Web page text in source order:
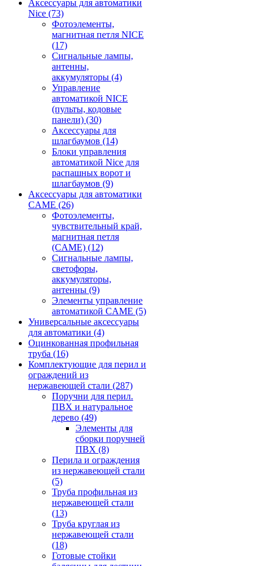
Аксессуары для автоматики
Nice (73)
Фотоэлементы,
магнитная петля NICE
(17)
Сигнальные лампы,
антенны,
аккумуляторы (4)
Управление
автоматикой NICE
(пульты, кодовые
панели) (30)
Аксессуары для
шлагбаумов (14)
Блоки управления
автоматикой Nice для
распашных ворот и
шлагбаумов (9)
Аксессуары для автоматики
CAME (26)
Фотоэлементы,
чувствительный край,
магнитная петля
(CAME) (12)
Сигнальные лампы,
светофоры,
аккумуляторы,
антенны (9)
Элементы управление
автоматикой CAME (5)
Универсальные аксессуары
для автоматики (4)
Оцинкованная профильная
труба (16)
Комплектующие для перил и
ограждений из
нержавеющей стали (287)
Поручни для перил.
ПВХ и натуральное
дерево (49)
Элементы для
сборки поручней
ПВХ (8)
Перила и ограждения
из нержавеющей стали
(5)
Труба профильная из
нержавеющей стали
(13)
Труба круглая из
нержавеющей стали
(18)
Готовые стойки